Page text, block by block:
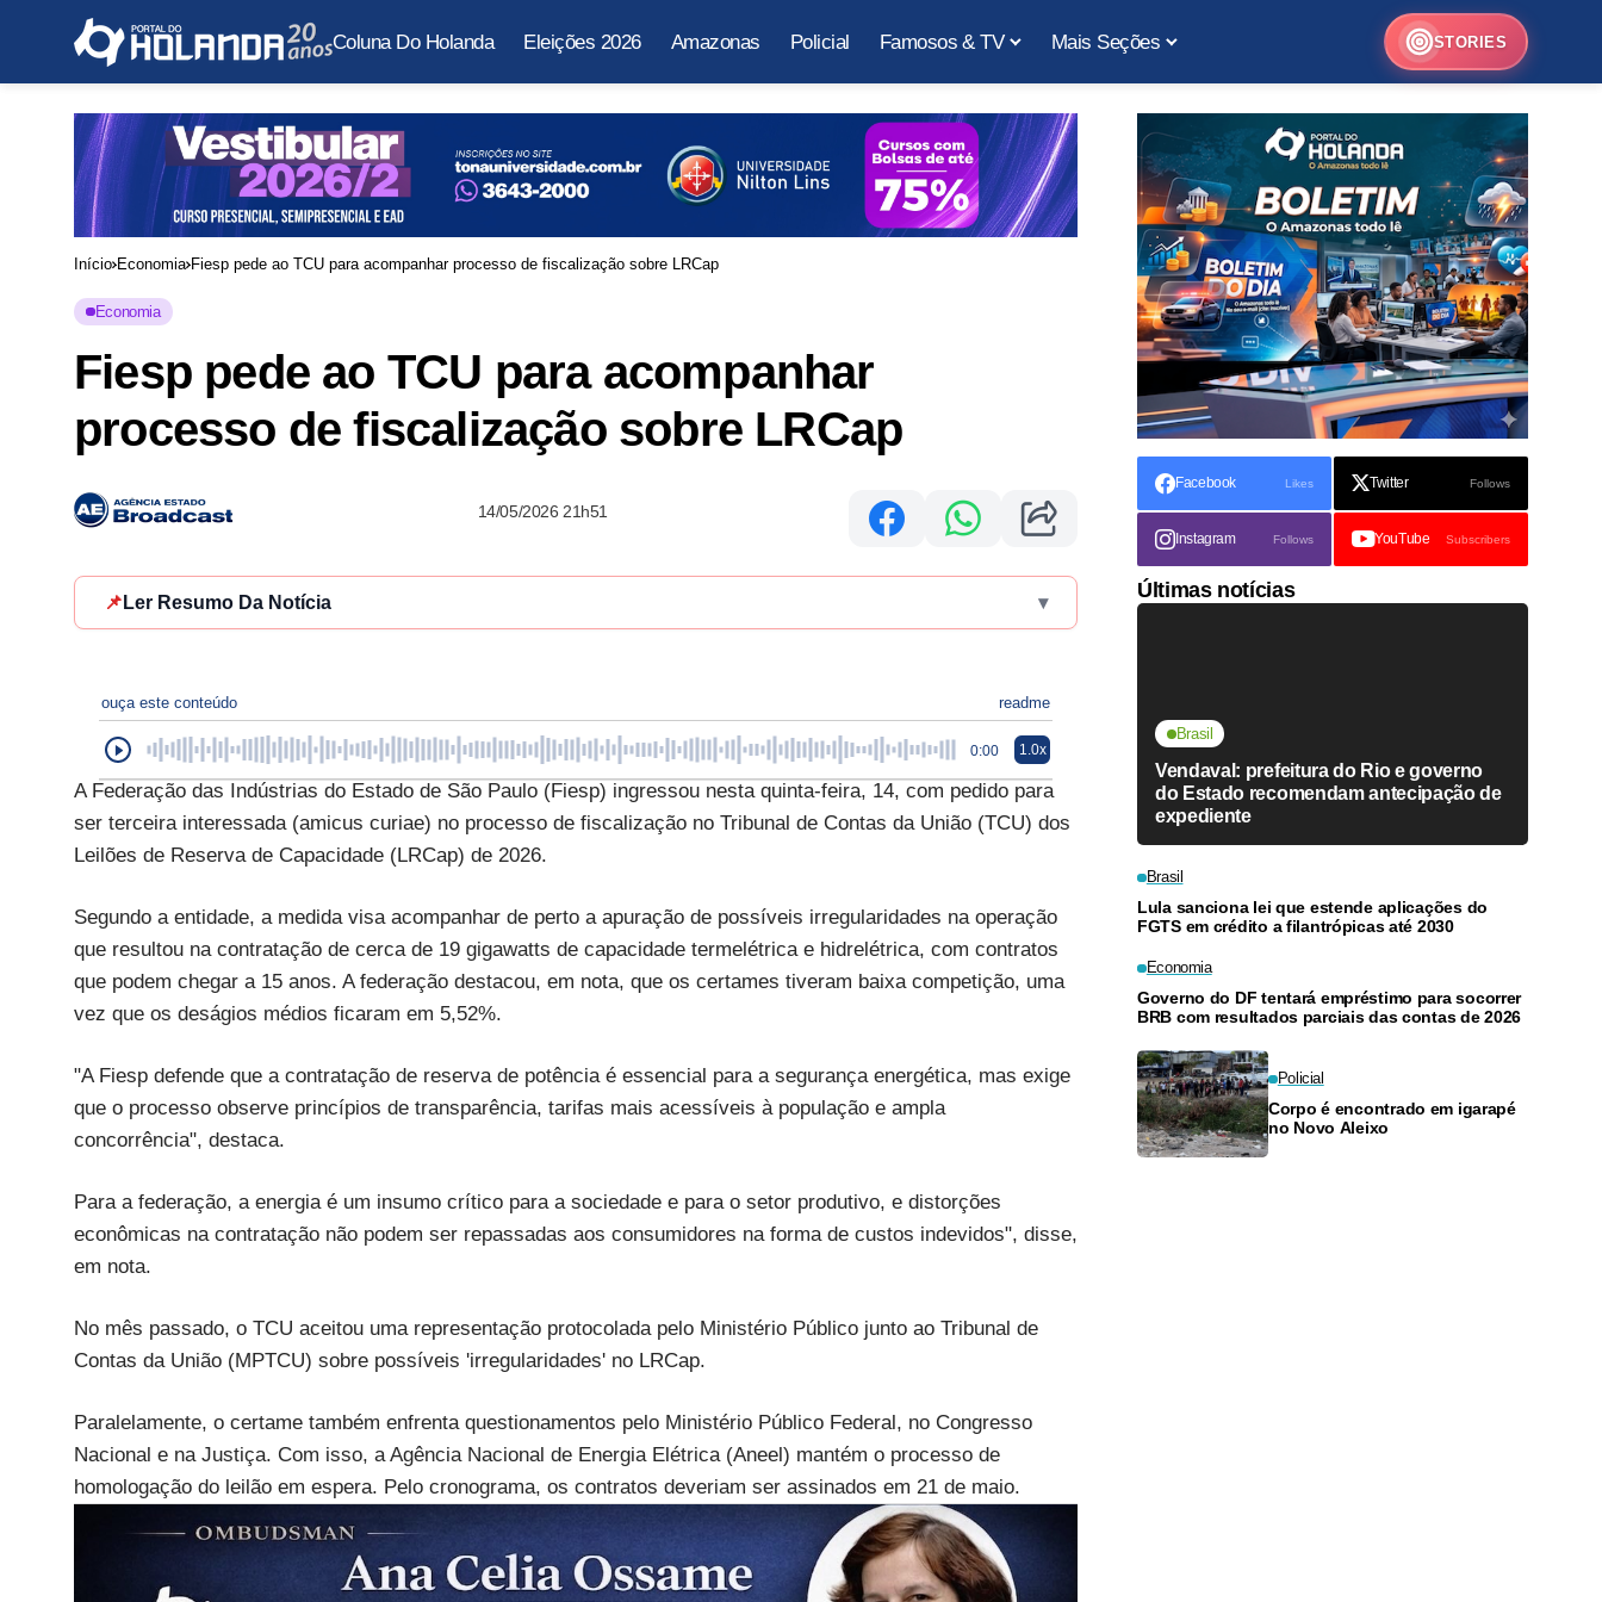
Coluna Do Holanda Eleições 2026 Amazonas Policial Famosos & TV Mais Seções STORIES
Início Economia Fiesp pede ao TCU para acompanhar processo de fiscalização sobre LRCap
Economia
Fiesp pede ao TCU para acompanhar
processo de fiscalização sobre LRCap
14/05/2026 21h51
📌 Ler Resumo Da Notícia ▾
ouça este conteúdo readme
0:00 1.0x
A Federação das Indústrias do Estado de São Paulo (Fiesp) ingressou nesta quinta-feira, 14, com pedido para
ser terceira interessada (amicus curiae) no processo de fiscalização no Tribunal de Contas da União (TCU) dos
Leilões de Reserva de Capacidade (LRCap) de 2026.
Segundo a entidade, a medida visa acompanhar de perto a apuração de possíveis irregularidades na operação
que resultou na contratação de cerca de 19 gigawatts de capacidade termelétrica e hidrelétrica, com contratos
que podem chegar a 15 anos. A federação destacou, em nota, que os certames tiveram baixa competição, uma
vez que os deságios médios ficaram em 5,52%.
"A Fiesp defende que a contratação de reserva de potência é essencial para a segurança energética, mas exige
que o processo observe princípios de transparência, tarifas mais acessíveis à população e ampla
concorrência", destaca.
Para a federação, a energia é um insumo crítico para a sociedade e para o setor produtivo, e distorções
econômicas na contratação não podem ser repassadas aos consumidores na forma de custos indevidos", disse,
em nota.
No mês passado, o TCU aceitou uma representação protocolada pelo Ministério Público junto ao Tribunal de
Contas da União (MPTCU) sobre possíveis 'irregularidades' no LRCap.
Paralelamente, o certame também enfrenta questionamentos pelo Ministério Público Federal, no Congresso
Nacional e na Justiça. Com isso, a Agência Nacional de Energia Elétrica (Aneel) mantém o processo de
homologação do leilão em espera. Pelo cronograma, os contratos deveriam ser assinados em 21 de maio.
Facebook Likes Twitter Follows
Instagram Follows YouTube Subscribers
Últimas notícias
Brasil
Vendaval: prefeitura do Rio e governo
do Estado recomendam antecipação de
expediente
Brasil
Lula sanciona lei que estende aplicações do
FGTS em crédito a filantrópicas até 2030
Economia
Governo do DF tentará empréstimo para socorrer
BRB com resultados parciais das contas de 2026
Policial
Corpo é encontrado em igarapé
no Novo Aleixo